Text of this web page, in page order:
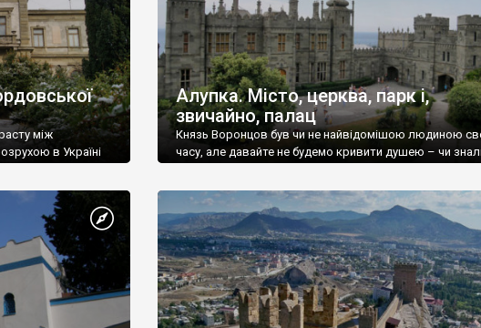
між
в Україні
Алупка. Місто, церква, парк і,
звичайно, палац
Князь Воронцов був чи не найвідомішою людиною
часу, але давайте не будемо кривити душею – чи